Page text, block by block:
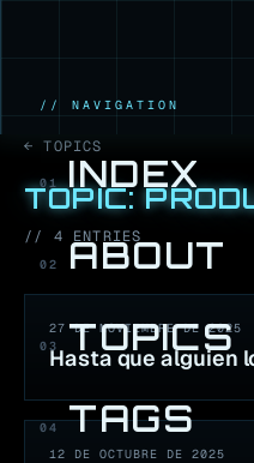
// NAVIGATION
01 INDEX
02 ABOUT
03 TOPICS
04 TAGS
← TOPICS
TOPIC:
// 4 ENTRIES
27 DE NOVIEMBRE DE 2025
Hasta que alguien
12 DE OCTUBRE DE 2025